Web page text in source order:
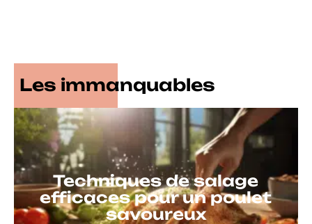
Les immanquables
Techniques de salage
efficaces pour un poulet
savoureux